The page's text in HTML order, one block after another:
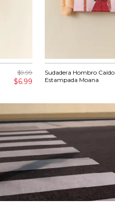
$9.99
$6.99
Sudadera Hombro Caído
Estampada Moana